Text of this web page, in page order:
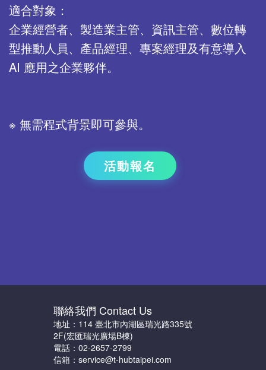
適合對象：
企業經營者、製造業主管、資訊主管、數位轉
型推動人員、產品經理、專案經理及有意導入
AI 應用之企業夥伴。
※ 無需程式背景即可參與。
活動報名
聯絡我們 Contact Us
地址：114 臺北市內湖區瑞光路335號
2F(宏匯瑞光廣場B棟)
電話：02-2657-2799
信箱：service@t-hubtaipei.com